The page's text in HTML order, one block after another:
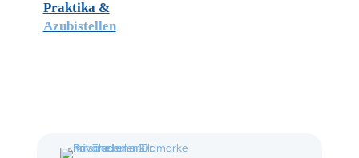
Praktika &
Azubistellen